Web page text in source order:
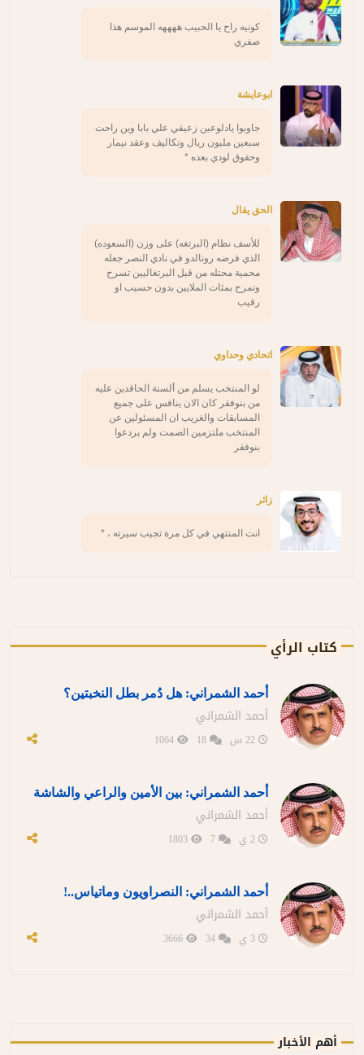
كونيه راح يا الحبيب ههههه الموسم هذا
صفري
ابوعايشة
جاوبوا يادلوعين زعيقي علي بابا وين راحت
سبعين مليون ريال وتكاليف وعقد نيمار
وحقوق لودي بعده *
الحق يقال
للأسف نظام (البرتغه) على وزن (السعوده)
الذي فرضه رونالدو في نادي النصر جعله
محمية محتله من قبل البرتغاليين تسرح
وتمرح بمئات الملايين بدون حسيب او
رقيب
اتحادي وحداوي
لو المنتخب يسلم من ألسنة الحاقدين عليه
من بنوفقر كان الان ينافس على جميع
المسابقات والغريب ان المسئولين عن
المنتخب ملتزمين الصمت ولم يردعوا
بنوفقر
زائر
انت المنتهي في كل مرة تجيب سيرته ، *
كتاب الرأي
أحمد الشمراني: هل دُمر بطل النخبتين؟
أحمد الشمراني
أحمد الشمراني: بين الأمين والراعي والشاشة
أحمد الشمراني
أحمد الشمراني: النصراويون وماتياس..!
أحمد الشمراني
أهم الأخبار